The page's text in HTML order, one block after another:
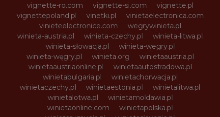
vignette-ro.com
vignette-si.com
vignette.pl
vignettepoland.pl
vinetki.pl
vinietaelectronica.com
vinieteelectronice.com
wegrywinieta.pl
winieta-austria.pl
winieta-czechy.pl
winieta-litwa.pl
winieta-słowacja.pl
winieta-wegry.pl
winieta-węgry.pl
winieta.org
winietaaustria.pl
winietaaustriaonline.pl
winietaautostradowa.pl
winietabulgaria.pl
winietachorwacja.pl
winietaczechy.pl
winietaestonia.pl
winietalitwa.pl
winietalotwa.pl
winietamoldawia.pl
winietaonline.com
winietapolska.pl